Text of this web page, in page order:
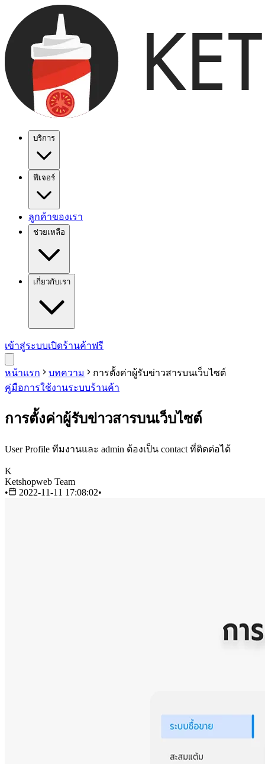
บริการ
ฟีเจอร์
ลูกค้าของเรา
ช่วยเหลือ
เกี่ยวกับเรา
เข้าสู่ระบบเปิดร้านค้าฟรี
หน้าแรก บทความ
การตั้งค่าผู้รับข่าวสารบนเว็บไซต์
คู่มือการใช้งานระบบร้านค้า
การตั้งค่าผู้รับข่าวสารบนเว็บไซต์
User Profile ทีมงานและ admin ต้องเป็น contact ที่ติดต่อได้
K
Ketshopweb Team
•
2022-11-11 17:08:02•